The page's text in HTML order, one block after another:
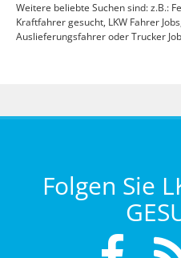
Weitere beliebte Suchen sind: z.B.:
Kraftfahrer gesucht, LKW Fahrer
Auslieferungsfahrer oder Trucker
Folgen Sie